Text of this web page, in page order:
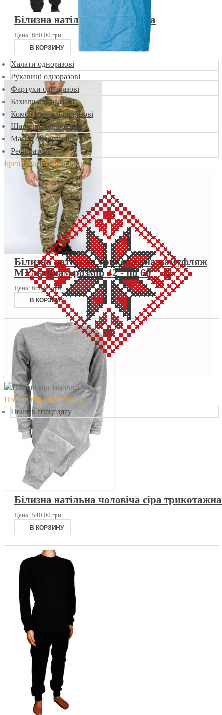
Халати одноразові
Рукавиці одноразові
Фартухи одноразові
Бахили одноразові
Комбінезони одноразові
Шапочки одноразові
Маски одноразові
Респіратори
Брендування/Вишивка
Пошив під замовлення
Пошив спецодягу
Білизна натільна тепла олива
Цена: 660,00 грн.
Білизна натільна трикотажна камуфляж
МУльтикам розмір 42 - по 60
Цена: 660,00 грн.
Білизна натільна чоловіча сіра трикотажна
Цена: 540,00 грн.